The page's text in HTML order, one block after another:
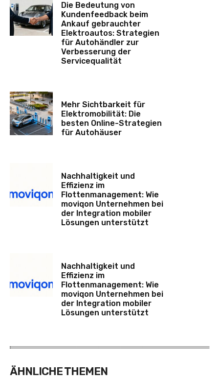
Die Bedeutung von
Kundenfeedback beim
Ankauf gebrauchter
Elektroautos: Strategien
für Autohändler zur
Verbesserung der
Servicequalität
Mehr Sichtbarkeit für
Elektromobilität: Die
besten Online-Strategien
für Autohäuser
Nachhaltigkeit und
Effizienz im
Flottenmanagement: Wie
moviqon Unternehmen bei
der Integration mobiler
Lösungen unterstützt
Nachhaltigkeit und
Effizienz im
Flottenmanagement: Wie
moviqon Unternehmen bei
der Integration mobiler
Lösungen unterstützt
ÄHNLICHE THEMEN